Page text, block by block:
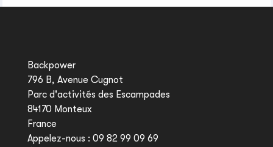
Backpower
796 B, Avenue Cugnot
Parc d'activités des Escampades
84170 Monteux
France
Appelez-nous : 09 82 99 09 69